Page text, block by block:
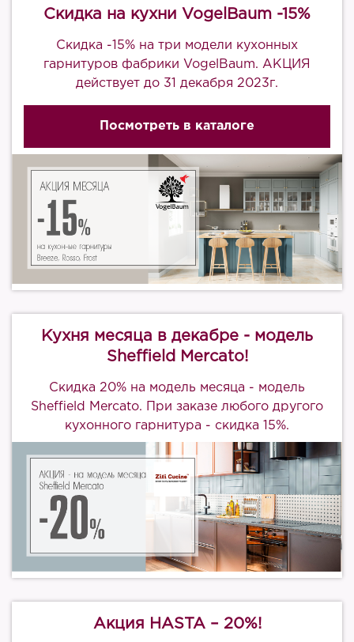
Скидка на кухни VogelBaum -15%
Скидка -15% на три модели кухонных
гарнитуров фабрики VogelBaum. АКЦИЯ
действует до 31 декабря 2023г.
Посмотреть в каталоге
Кухня месяца в декабре - модель
Sheffield Mercato!
Скидка 20% на модель месяца - модель
Sheffield Mercato. При заказе любого другого
кухонного гарнитура - скидка 15%.
Акция HASTA – 20%!